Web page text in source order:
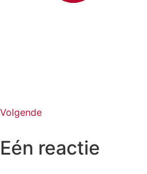
Volgende
Eén reactie